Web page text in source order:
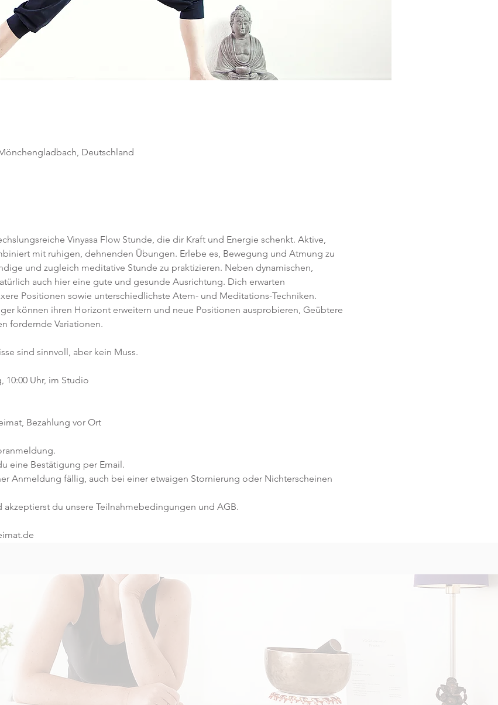
Deutschland
Vinyasa Flow Stunde, die dir Kraft und Energie schenkt. Aktive,
mit ruhigen, dehnenden Übungen. Erlebe es, Bewegung und Atmung zu
und zugleich meditative Stunde zu praktizieren. Neben dynamischen,
auch hier eine gute und gesunde Ausrichtung. Dich erwarten
Positionen sowie unterschiedlichste Atem- und Meditations-Techniken.
können ihren Horizont erweitern und neue Positionen ausprobieren, Geübtere
fordernde Variationen.
sind sinnvoll, aber kein Muss.
10:00 Uhr, im Studio
Bezahlung vor Ort
eine Bestätigung per Email.
Anmeldung fällig, auch bei einer etwaigen Stornierung oder Nichterscheinen
du unsere Teilnahmebedingungen und AGB.